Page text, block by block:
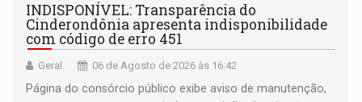
INDISPONÍVEL: Transparência do
Cinderondônia apresenta indisponibilidade
com código de erro 451
Geral 06 de Agosto de 2026 às 16:42
Página do consórcio público exibe aviso de manutenção,